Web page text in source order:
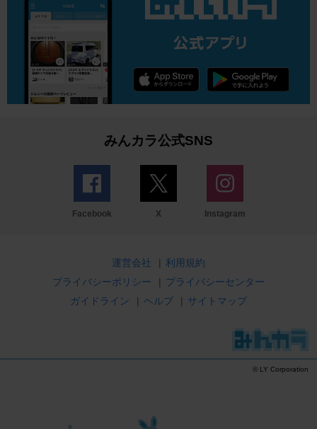
みんカラ公式SNS
Facebook X Instagram
運営会社 | 利用規約
プライバシーポリシー
| プライバシーセンター
ガイドライン
| ヘルプ | サイトマップ
© LY Corporation